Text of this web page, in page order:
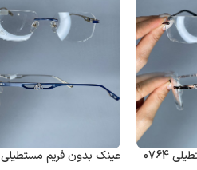
0764 عینک بدون فریم مستطیلی 0760